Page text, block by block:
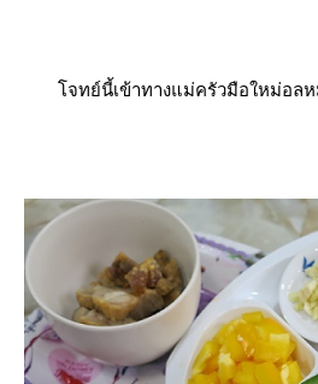
จทย์นี้เข้าทางแม่ครัวมือใหม่อล